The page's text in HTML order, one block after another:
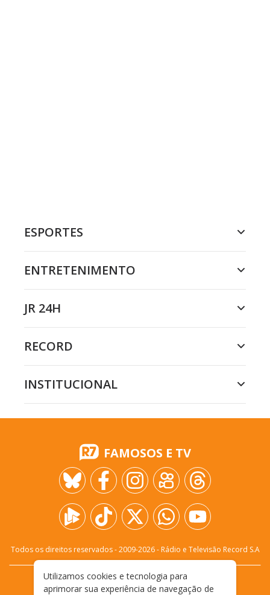
ESPORTES
ENTRETENIMENTO
JR 24H
RECORD
INSTITUCIONAL
FAMOSOS E TV
Todos os direitos reservados - 2009-2026- Rádio e Televisão Record S.A
FALE CONOSCO
PRIVACIDADE
Utilizamos cookies e tecnologia para
aprimorar sua experiência de navegação de